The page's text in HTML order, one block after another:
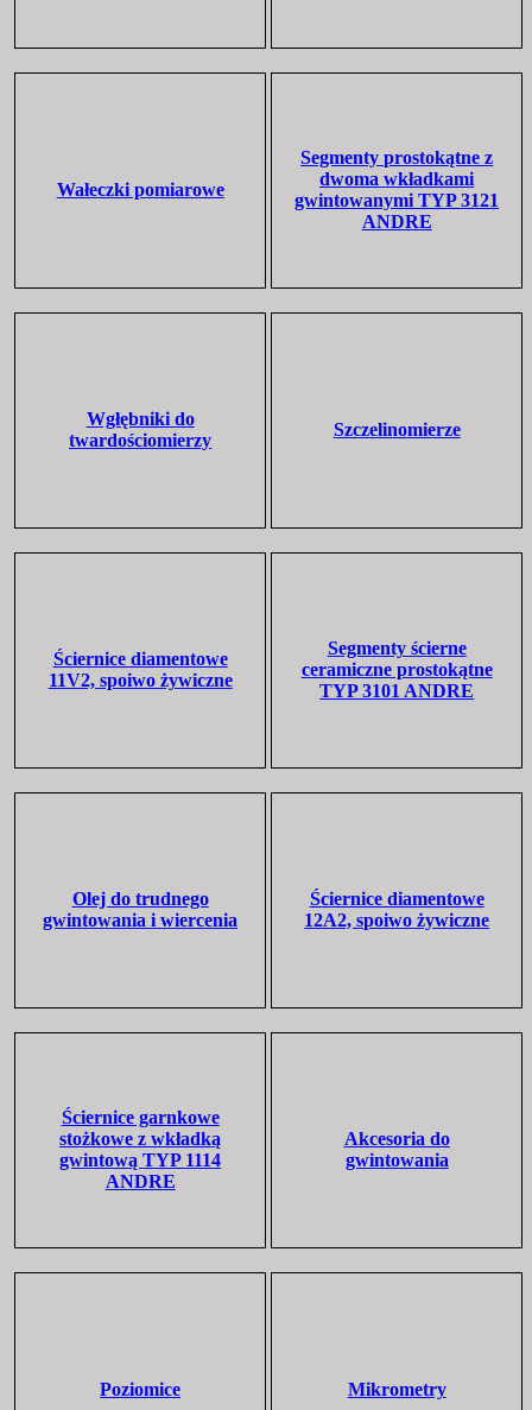
Wałeczki pomiarowe
Segmenty prostokątne z
dwoma wkładkami
gwintowanymi TYP 3121
ANDRE
Wgłębniki do
twardościomierzy
Szczelinomierze
Ściernice diamentowe
11V2, spoiwo żywiczne
Segmenty ścierne
ceramiczne prostokątne
TYP 3101 ANDRE
Olej do trudnego
gwintowania i wiercenia
Ściernice diamentowe
12A2, spoiwo żywiczne
Ściernice garnkowe
stożkowe z wkładką
gwintową TYP 1114
ANDRE
Akcesoria do
gwintowania
Poziomice Mikrometry